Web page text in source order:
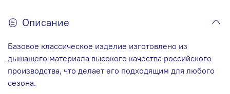
Описание
Базовое классическое изделие изготовлено из
дышащего материала высокого качества российского
производства, что делает его подходящим для любого
сезона.